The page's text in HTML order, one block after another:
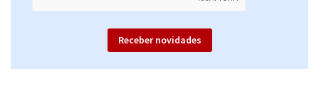
Receber novidades